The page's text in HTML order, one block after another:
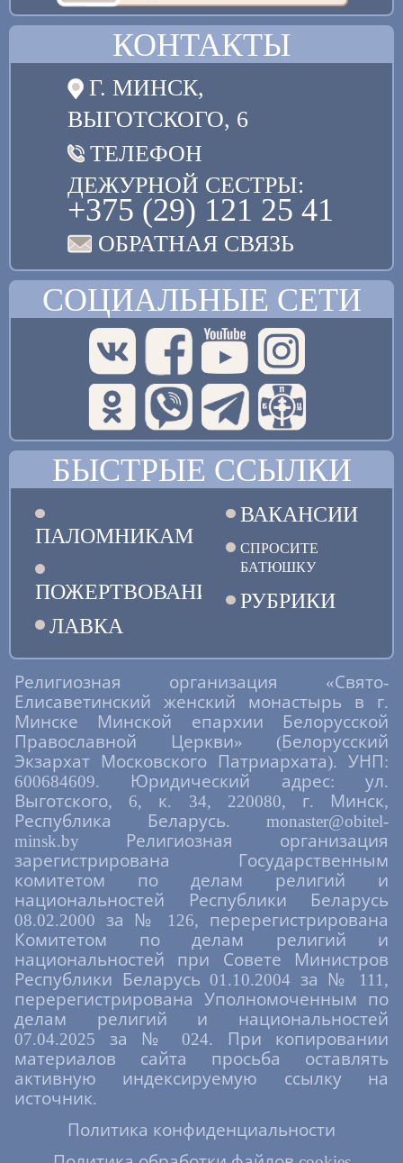
КОНТАКТЫ
Г. МИНСК,
ВЫГОТСКОГО, 6
ТЕЛЕФОН
ДЕЖУРНОЙ СЕСТРЫ:
+375 (29) 121 25 41
ОБРАТНАЯ СВЯЗЬ
СОЦИАЛЬНЫЕ СЕТИ
БЫСТРЫЕ ССЫЛКИ
ПАЛОМНИКАМ
ПОЖЕРТВОВАНИЯ
ЛАВКА
ВАКАНСИИ
СПРОСИТЕ
БАТЮШКУ
РУБРИКИ
Религиозная организация «Свято-
Елисаветинский женский монастырь в г.
Минске Минской епархии Белорусской
Православной Церкви» (Белорусский
Экзархат Московского Патриархата). УНП:
600684609. Юридический адрес: ул.
Выготского, 6, к. 34, 220080, г. Минск,
Республика Беларусь. monaster@obitel-
minsk.by Религиозная организация
зарегистрирована Государственным
комитетом по делам религий и
национальностей Республики Беларусь
08.02.2000 за № 126, перерегистрирована
Комитетом по делам религий и
национальностей при Совете Министров
Республики Беларусь 01.10.2004 за № 111,
перерегистрирована Уполномоченным по
делам религий и национальностей
07.04.2025 за № 024. При копировании
материалов сайта просьба оставлять
активную индексируемую ссылку на
источник.
Политика конфиденциальности